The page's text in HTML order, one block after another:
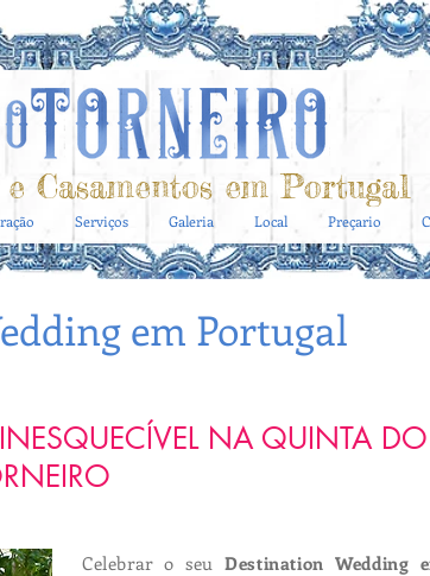
Casamentos em Portugal
Serviços Galeria Local Preçario
em Portugal
NA QUINTA DO
Celebrar o seuDestination Wedding